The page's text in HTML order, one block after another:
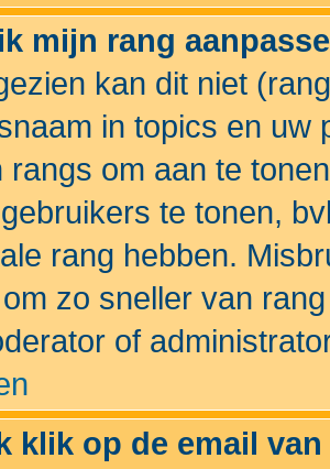
mijn rang
kan dit niet
in topics en uw
rangs om aan te
te tonen,
rang hebben.
zo sneller van
of
klik op de email